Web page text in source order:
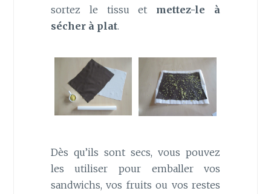
sortez le tissu et mettez-le à
sécher à plat.
Dès qu’ils sont secs, vous pouvez
les utiliser pour emballer vos
sandwichs, vos fruits ou vos restes